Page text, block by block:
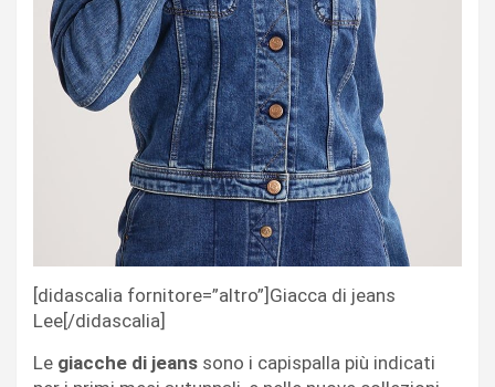
[didascalia fornitore=”altro”]Giacca di jeans
Lee[/didascalia]
Le giacche di jeans sono i capispalla più indicati